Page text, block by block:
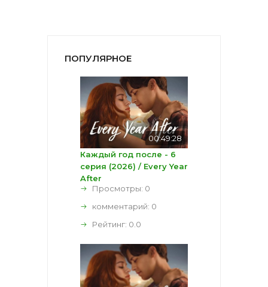
ПОПУЛЯРНОЕ
00:49:28
Каждый год после - 6
серия (2026) / Every Year
After
Просмотры: 0
комментарий: 0
Рейтинг: 0.0